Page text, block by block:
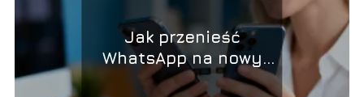
Jak przenieść
WhatsApp na nowy
telefon? Poradnik krok